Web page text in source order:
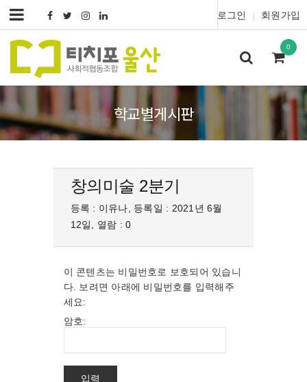
로그인 회원가입
0
학교별게시판
창의미술 2분기
등록 : 이유나, 등록일 : 2021년 6월
12일, 열람 : 0
이 콘텐츠는 비밀번호로 보호되어 있습니
다. 보려면 아래에 비밀번호를 입력해주
세요:
암호: